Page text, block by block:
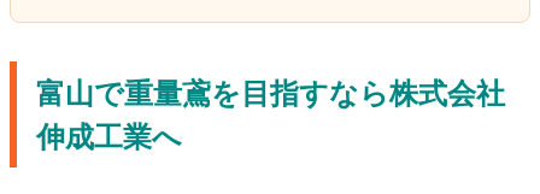
富山で重量鳶を目指すなら株式会社
伸成工業へ